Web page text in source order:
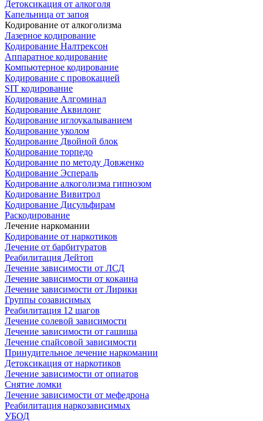
Детоксикация от алкоголя
Капельница от запоя
Кодирование от алкоголизма
Лазерное кодирование
Кодирование Налтрексон
Аппаратное кодирование
Компьютерное кодирование
Кодирование с провокацией
SIT кодирование
Кодирование Алгоминал
Кодирование Аквилонг
Кодирование иглоукалыванием
Кодирование уколом
Кодирование Двойной блок
Кодирование торпедо
Кодирование по методу Довженко
Кодирование Эспераль
Кодирование алкоголизма гипнозом
Кодирование Вивитрол
Кодирование Дисульфирам
Раскодирование
Лечение наркомании
Кодирование от наркотиков
Лечение от барбитуратов
Реабилитация Дейтоп
Лечение зависимости от ЛСД
Лечение зависимости от кокаина
Лечение зависимости от Лирики
Группы созависимых
Реабилитация 12 шагов
Лечение солевой зависимости
Лечение зависимости от гашиша
Лечение спайсовой зависимости
Принудительное лечение наркомании
Детоксикация от наркотиков
Лечение зависимости от опиатов
Снятие ломки
Лечение зависимости от мефедрона
Реабилитация наркозависимых
УБОД